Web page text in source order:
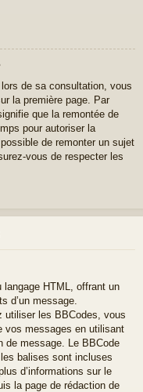
de sa consultation, vous
la première page. Par
que la remontée de
pour autoriser la
de remonter un sujet
vous de respecter les
langage HTML, offrant un
d’un message.
utiliser les BBCodes, vous
vos messages en utilisant
de message. Le BBCode
balises sont incluses
d’informations sur le
la page de rédaction de